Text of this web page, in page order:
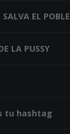
SALVA EL POBLE
LA PUSSY
tu hashtag